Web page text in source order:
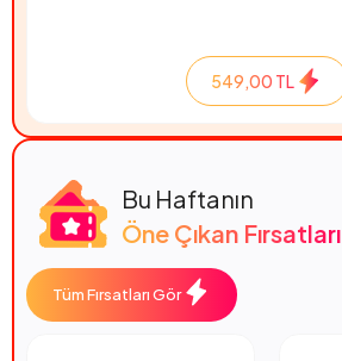
549,00 TL
Bu Haftanın
Öne Çıkan Fırsatları
Tüm Fırsatları Gör